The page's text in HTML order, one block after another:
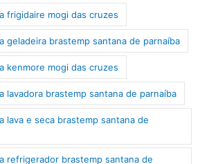
frigidaire mogi das cruzes
geladeira brastemp santana de parnaíba
kenmore mogi das cruzes
lavadora brastemp santana de parnaíba
lava e seca brastemp santana de
refrigerador brastemp santana de